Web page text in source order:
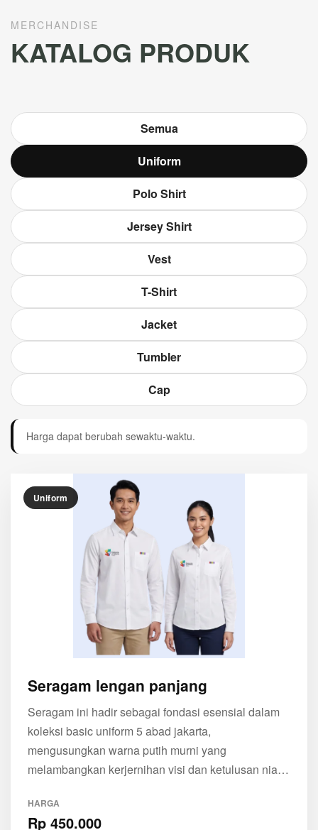
MERCHANDISE
KATALOG PRODUK
Semua
Uniform
Polo Shirt
Jersey Shirt
Vest
T-Shirt
Jacket
Tumbler
Cap
Harga dapat berubah sewaktu-waktu.
Uniform
Seragam lengan panjang
Seragam ini hadir sebagai fondasi esensial dalam
koleksi basic uniform 5 abad jakarta,
mengusungkan warna putih murni yang
melambangkan kerjernihan visi dan ketulusan niat
HARGA
Rp 450.000